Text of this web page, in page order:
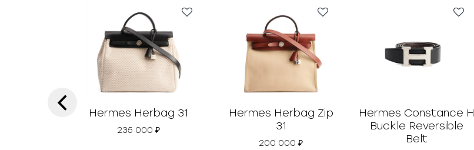
Hermes Herbag 31
235 000 ₽
Hermes Herbag Zip
31
200 000₽
Hermes Constance H
Buckle Reversible
Belt
‹